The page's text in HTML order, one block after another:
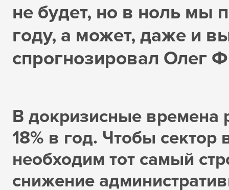
не будет, но в ноль мы
году, а может, даже и
спрогнозировал Олег
В докризисные времена
18% в год. Чтобы
необходим тот самый
снижение